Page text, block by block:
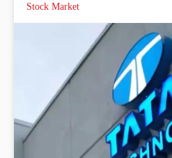
Stock Market